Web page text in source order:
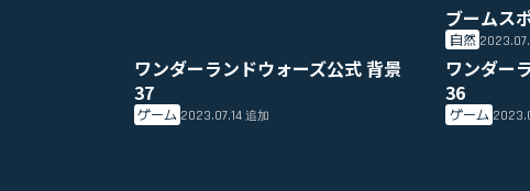
ブームス
自然
ワンダーランドウォーズ公式 背景
37
ゲーム 2023.07.14追加
ワンダー
36
ゲーム